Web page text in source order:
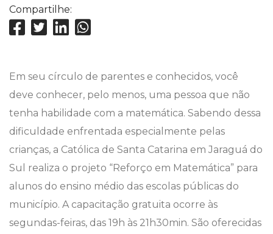
Compartilhe:
Em seu círculo de parentes e conhecidos, você
deve conhecer, pelo menos, uma pessoa que não
tenha habilidade com a matemática. Sabendo dessa
dificuldade enfrentada especialmente pelas
crianças, a Católica de Santa Catarina em Jaraguá do
Sul realiza o projeto “Reforço em Matemática” para
alunos do ensino médio das escolas públicas do
município. A capacitação gratuita ocorre às
segundas-feiras, das 19h às 21h30min. São oferecidas